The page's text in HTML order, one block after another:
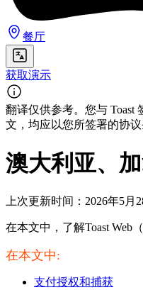
餐厅
获取演示
翻译仅供参考。您与
文，均应以您所签署的协
澳大利亚、
上次更新时间：2026年5月
在本文中，了解Toast Web
在本文中:
支付授权和捕获